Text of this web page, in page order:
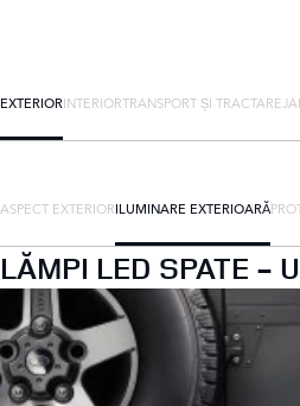
EXTERIORINTERIORTRANSPORT ȘI TRACTARE
ASPECT EXTERIORILUMINARE EXTERIOARĂ
LĂMPI LED SPATE -